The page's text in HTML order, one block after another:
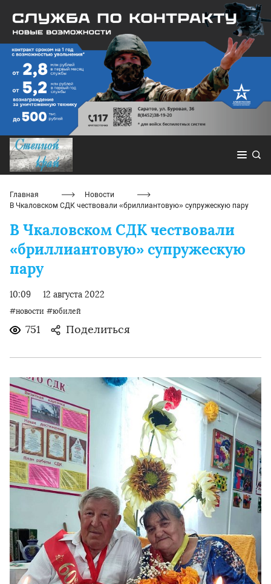
Главная
Новости
В Чкаловском СДК чествовали «бриллиантовую» супружескую пару
В Чкаловском СДК чествовали
«бриллиантовую» супружескую
пару
10:09 12 августа 2022
#новости #юбилей
751 Поделиться